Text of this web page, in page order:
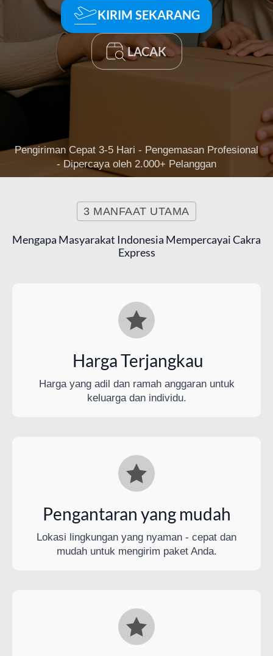
KIRIM SEKARANG
LACAK
Pengiriman Cepat 3-5 Hari - Pengemasan Profesional
- Dipercaya oleh 2.000+ Pelanggan
3 MANFAAT UTAMA
Mengapa Masyarakat Indonesia Mempercayai Cakra
Express
Harga Terjangkau
Harga yang adil dan ramah anggaran untuk
keluarga dan individu.
Pengantaran yang mudah
Lokasi lingkungan yang nyaman - cepat dan
mudah untuk mengirim paket Anda.